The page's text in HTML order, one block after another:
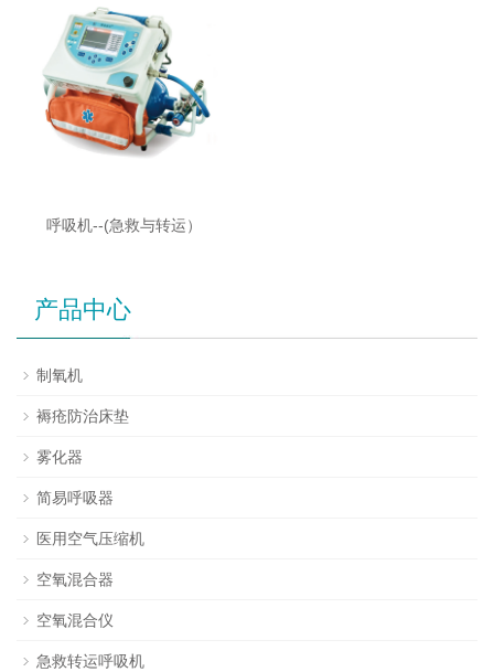
呼吸机--(急救与转运）
产品中心
制氧机
褥疮防治床垫
雾化器
简易呼吸器
医用空气压缩机
空氧混合器
空氧混合仪
急救转运呼吸机